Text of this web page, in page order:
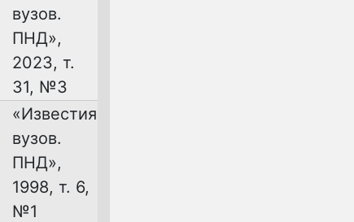
вузов.
ПНД»,
2023, т.
31, №3
«Известия
вузов.
ПНД»,
1998, т. 6,
№1